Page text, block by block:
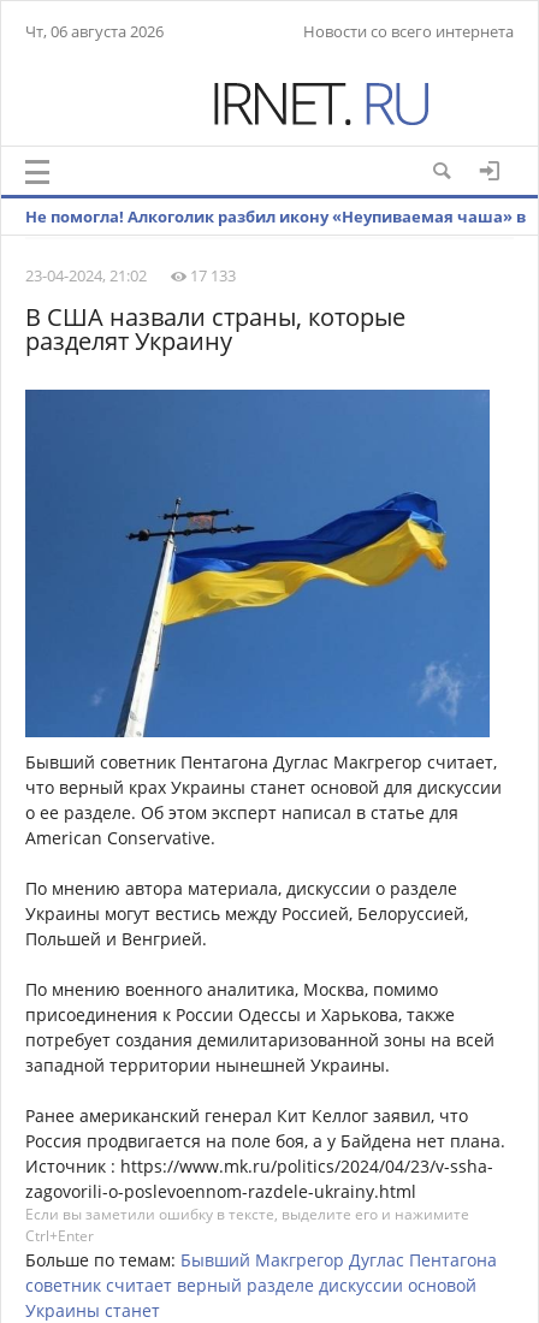
Чт, 06 августа 2026 Новости со всего интернета
Не помогла! Алкоголик разбил икону «Неупиваемая чаша» в
23-04-2024, 21:02
17 133
В США назвали страны, которые
разделят Украину
Бывший советник Пентагона Дуглас Макгрегор считает,
что верный крах Украины станет основой для дискуссии
о ее разделе. Об этом эксперт написал в статье для
American Conservative.
По мнению автора материала, дискуссии о разделе
Украины могут вестись между Россией, Белоруссией,
Польшей и Венгрией.
По мнению военного аналитика, Москва, помимо
присоединения к России Одессы и Харькова, также
потребует создания демилитаризованной зоны на всей
западной территории нынешней Украины.
Ранее американский генерал Кит Келлог заявил, что
Россия продвигается на поле боя, а у Байдена нет плана.
Источник : https://www.mk.ru/politics/2024/04/23/v-ssha-
zagovorili-o-poslevoennom-razdele-ukrainy.html
Если вы заметили ошибку в тексте, выделите его и нажимите
Ctrl+Enter
Больше по темам: Бывший Макгрегор Дуглас Пентагона
советник считает верный разделе дискуссии основой
Украины станет